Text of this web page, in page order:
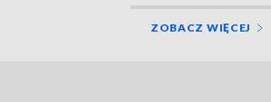
ZOBACZ WIĘCEJ